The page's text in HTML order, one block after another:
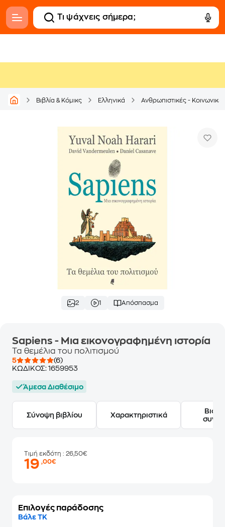
Βιβλία & Κόμικς Ελληνικά Ανθρωπιστικές -
2 1 Απόσπασμα
Sapiens - Mια εικονογραφημένη ιστορία
Τα θεμέλια του πολιτισμού
5
(6)
ΚΩΔΙΚΟΣ: 1659953
Άμεσα Διαθέσιμο
Σύνοψη βιβλίου Χαρακτηριστικά
Τιμή εκδότη : 26,50€
19,00€
Επιλογές παράδοσης
Βάλε ΤΚ